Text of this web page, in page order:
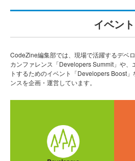
イベント
CodeZine編集部では、現場で活躍するデベ
カンファレンス「Developers Summit」や、
トするためのイベント「Developers Boost
ンスを企画・運営しています。